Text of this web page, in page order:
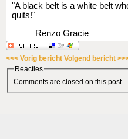
"A black belt is a white belt
quits!"
Renzo Gracie
<<< Vorig bericht Volgend bericht
Reacties
Comments are closed on this post.